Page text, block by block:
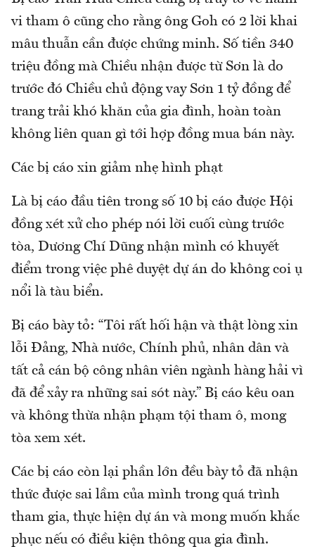
vi tham ô cũng cho rằng ông Goh có 2 lời khai
mâu thuẫn cần được chứng minh. Số tiền 340
triệu đồng mà Chiều nhận được từ Sơn là do
trước đó Chiều chủ động vay Sơn 1 tỷ đồng để
trang trải khó khăn của gia đình, hoàn toàn
không liên quan gì tới hợp đồng mua bán này.
Các bị cáo xin giảm nhẹ hình phạt
Là bị cáo đầu tiên trong số 10 bị cáo được Hội
đồng xét xử cho phép nói lời cuối cùng trước
tòa, Dương Chí Dũng nhận mình có khuyết
điểm trong việc phê duyệt dự án do không coi ụ
nổi là tàu biển.
Bị cáo bày tỏ: “Tôi rất hối hận và thật lòng xin
lỗi Đảng, Nhà nước, Chính phủ, nhân dân và
tất cả cán bộ công nhân viên ngành hàng hải vì
đã để xảy ra những sai sót này.” Bị cáo kêu oan
và không thừa nhận phạm tội tham ô, mong
tòa xem xét.
Các bị cáo còn lại phần lớn đều bày tỏ đã nhận
thức được sai lầm của mình trong quá trình
tham gia, thực hiện dự án và mong muốn khắc
phục nếu có điều kiện thông qua gia đình.